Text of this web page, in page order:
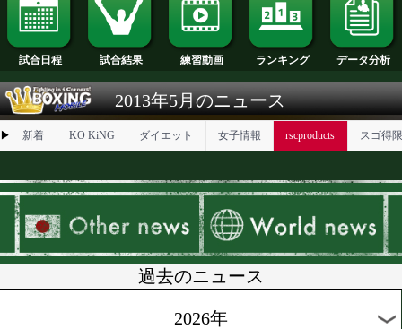
試合日程 試合結果 練習動画 ランキング
新着 ダイエット